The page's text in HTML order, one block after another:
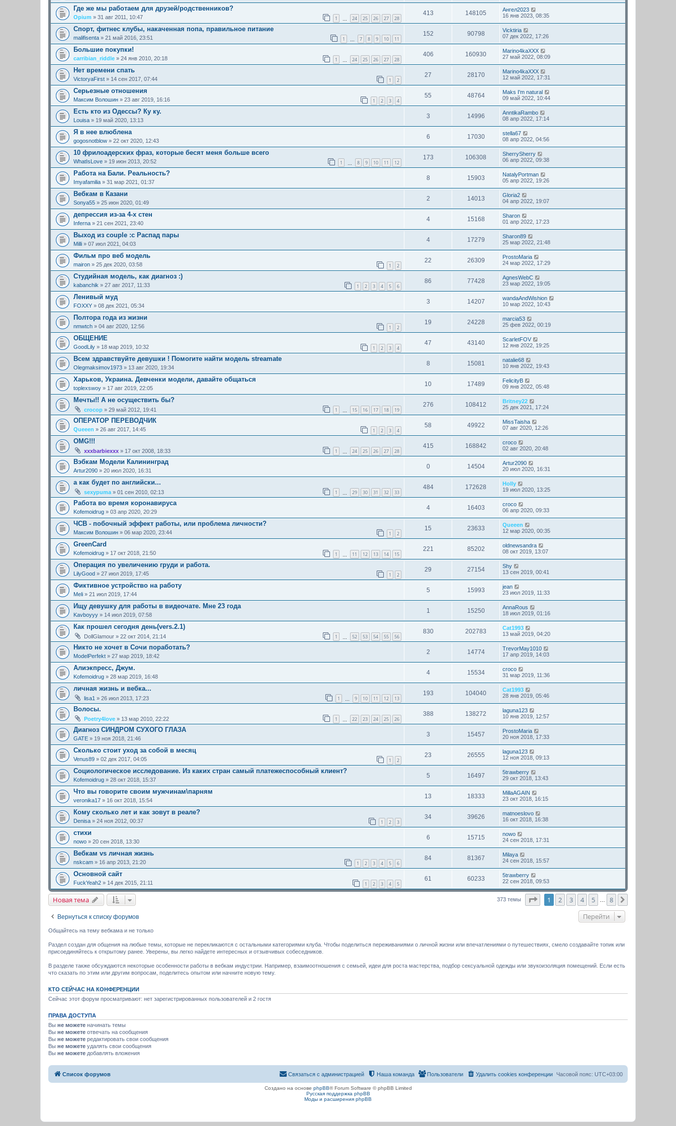
Где же мы работаем для друзей/родственников?
Opium » 31 авг 2011, 10:47 1 24 25 26 27 28
413 148105
Ангел2023
16 янв 2023, 08:35
Спорт, фитнес клубы, накаченная попа, правильное питание
malifisenta » 21 май 2016, 23:51 1 7 8 9 10 11
152 90798
Vicktiria
07 дек 2022, 17:26
Большие покупки!
carribian_riddle » 24 янв 2010, 20:18 1 24 25 26 27 28
406 160930
Marino4kaXXX
27 май 2022, 08:09
Нет времени спать
VictoryaFirst » 14 сен 2017, 07:44 1 2
27 28170
Marino4kaXXX
12 май 2022, 17:31
Серьезные отношения
Максим Волошин » 23 авг 2019, 16:16 1 2 3 4
55 48764
Maks I'm natural
09 май 2022, 10:44
Есть кто из Одессы? Ку ку.
Louisa » 19 май 2020, 13:13
3 14996
AnntikaRambo
08 апр 2022, 17:14
Я в нее влюблена
gogosnotblow » 22 окт 2020, 12:43
6 17030
stella67
08 апр 2022, 04:56
10 фрилоадерских фраз, которые бесят меня больше всего
WhatIsLove » 19 июн 2013, 20:52 1 8 9 10 11 12
173 106308
SherrySherry
06 апр 2022, 09:38
Работа на Бали. Реальность?
Imyafamilia » 31 мар 2021, 01:37
8 15903
NatalyPortman
05 апр 2022, 19:26
Вебкам в Казани
Sonya55 » 25 июн 2020, 01:49
2 14013
Gloria2
04 апр 2022, 19:07
депрессия из-за 4-х стен
Inferna » 21 сен 2021, 23:40
4 15168
Sharon
01 апр 2022, 17:23
Выход из couple :с Распад пары
Milli » 07 июл 2021, 04:03
4 17279
Sharon89
25 мар 2022, 21:48
Фильм про веб модель
mairon » 25 дек 2020, 03:58 1 2
22 26309
ProstoMaria
24 мар 2022, 17:29
Студийная модель, как диагноз :)
kabanchik » 27 авг 2017, 11:33 1 2 3 4 5 6
86 77428
AgnesWebC
23 мар 2022, 19:05
Ленивый муд
FOXXY » 08 дек 2021, 05:34
3 14207
wandaAndWishion
10 мар 2022, 10:43
Полтора года из жизни
nmwtch » 04 авг 2020, 12:56 1 2
19 24228
marcia53
25 фев 2022, 00:19
ОБЩЕНИЕ
GoodLily » 18 мар 2019, 10:32 1 2 3 4
47 43140
ScarletFOV
12 янв 2022, 19:25
Всем здравствуйте девушки ! Помогите найти модель streamate
Olegmaksimov1973 » 13 авг 2020, 19:34
8 15081
natalie68
10 янв 2022, 19:43
Харьков, Украина. Девченки модели, давайте общаться
toplexswoy » 17 авг 2019, 22:05
10 17489
FelicityB
09 янв 2022, 05:48
Мечты!! А не осуществить бы?
crocop » 29 май 2012, 19:41 1 15 16 17 18 19
276 108412
Britney22
25 дек 2021, 17:24
ОПЕРАТОР ПЕРЕВОДЧИК
Queeen » 26 авг 2017, 14:45 1 2 3 4
58 49922
MissTaisha
07 авг 2020, 12:26
OMG!!!
xxxbarbiexxx » 17 окт 2008, 18:33 1 24 25 26 27 28
415 168842
croco
02 авг 2020, 20:48
Вэбкам Модели Калининград
Artur2090 » 20 июл 2020, 16:31
0 14504
Artur2090
20 июл 2020, 16:31
а как будет по английски...
sexypuma » 01 сен 2010, 02:13 1 29 30 31 32 33
484 172628
Holly
19 июл 2020, 13:25
Работа во время коронавируса
Kofemoidrug » 03 апр 2020, 20:29
4 16403
croco
06 апр 2020, 09:33
ЧСВ - побочный эффект работы, или проблема личности?
Максим Волошин » 06 мар 2020, 23:44 1 2
15 23633
Queeen
12 мар 2020, 00:35
GreenCard
Kofemoidrug » 17 окт 2018, 21:50 1 11 12 13 14 15
221 85202
oldnewsandra
08 окт 2019, 13:07
Операция по увеличению груди и работа.
LilyGood » 27 июл 2019, 17:45 1 2
29 27154
Shy
13 сен 2019, 00:41
Фиктивное устройство на работу
Meli » 21 июл 2019, 17:44
5 15993
jean
23 июл 2019, 11:33
Ищу девушку для работы в видеочате. Мне 23 года
Kavboyyy » 14 июл 2019, 07:58
1 15250
AnnaRous
18 июл 2019, 01:16
Как прошел сегодня день(vers.2.1)
DollGlamour » 22 окт 2014, 21:14 1 52 53 54 55 56
830 202783
Cat1993
13 май 2019, 04:20
Никто не хочет в Сочи поработать?
ModelPerfekt » 27 мар 2019, 18:42
2 14774
TrevorMay1010
17 апр 2019, 14:03
Алиэкпресс, Джум.
Kofemoidrug » 28 мар 2019, 16:48
4 15534
croco
31 мар 2019, 11:36
личная жизнь и вебка...
lisa1 » 26 июл 2013, 17:23 1 9 10 11 12 13
193 104040
Cat1993
28 янв 2019, 05:46
Волосы.
Poetry4love » 13 мар 2010, 22:22 1 22 23 24 25 26
388 138272
laguna123
10 янв 2019, 12:57
Диагноз СИНДРОМ СУХОГО ГЛАЗА
GATE » 19 ноя 2018, 21:46
3 15457
ProstoMaria
20 ноя 2018, 17:33
Сколько стоит уход за собой в месяц
Venus89 » 02 дек 2017, 04:05 1 2
23 26555
laguna123
12 ноя 2018, 09:13
Социологическое исследование. Из каких стран самый платежеспособный клиент?
Kofemoidrug » 28 окт 2018, 15:37
5 16497
5trawberry
29 окт 2018, 13:43
Что вы говорите своим мужчинам\парням
veronika17 » 16 окт 2018, 15:54
13 18333
MillaAGAIN
23 окт 2018, 16:15
Кому сколько лет и как зовут в реале?
Denisa » 24 ноя 2012, 00:37 1 2 3
34 39626
matnoeslovo
16 окт 2018, 16:38
стихи
nowo » 20 сен 2018, 13:30
6 15715
nowo
24 сен 2018, 17:31
Вебкам vs личная жизнь
nskcam » 16 апр 2013, 21:20 1 2 3 4 5 6
84 81367
Milaya
24 сен 2018, 15:57
Основной сайт
FuckYeah2 » 14 дек 2015, 21:11 1 2 3 4 5
61 60233
5trawberry
22 сен 2018, 09:53
Новая тема 373 темы Страница 1 из8
1 2 3 4 5 8
Вернуться к списку форумов Перейти
Общайтесь на тему вебкама и не только
Раздел создан для общения на любые темы, которые не перекликаются с остальными категориями клуба. Чтобы поделиться переживаниями о личной жизни или впечатлениями о путешествиях, смело создавайте топик или
присоединяйтесь к открытому ранее. Уверены, вы легко найдете интересных и отзывчивых собеседников.
В разделе также обсуждаются некоторые особенности работы в вебкам индустрии. Например, взаимоотношения с семьей, идеи для роста мастерства, подбор сексуальной одежды или звукоизоляция помещений. Если есть
что сказать по этим или другим вопросам, поделитесь опытом или начните новую тему.
КТО СЕЙЧАС НА КОНФЕРЕНЦИИ
Сейчас этот форум просматривают: нет зарегистрированных пользователей и 2 гостя
ПРАВА ДОСТУПА
Вы не можете начинать темы
Вы не можете отвечать на сообщения
Вы не можете редактировать свои сообщения
Вы не можете удалять свои сообщения
Вы не можете добавлять вложения
Список форумов Часовой пояс: UTC+03:00
Удалить cookies конференции
Пользователи
Наша команда
Связаться с администрацией
Создано на основе phpBB® Forum Software © phpBB Limited
Русская поддержка phpBB
Моды и расширения phpBB